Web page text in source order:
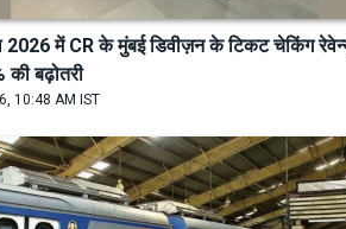
में CR के मुंबई डिवीज़न के टिकट चेकिंग
की बढ़ोतरी
10:48 AM IST